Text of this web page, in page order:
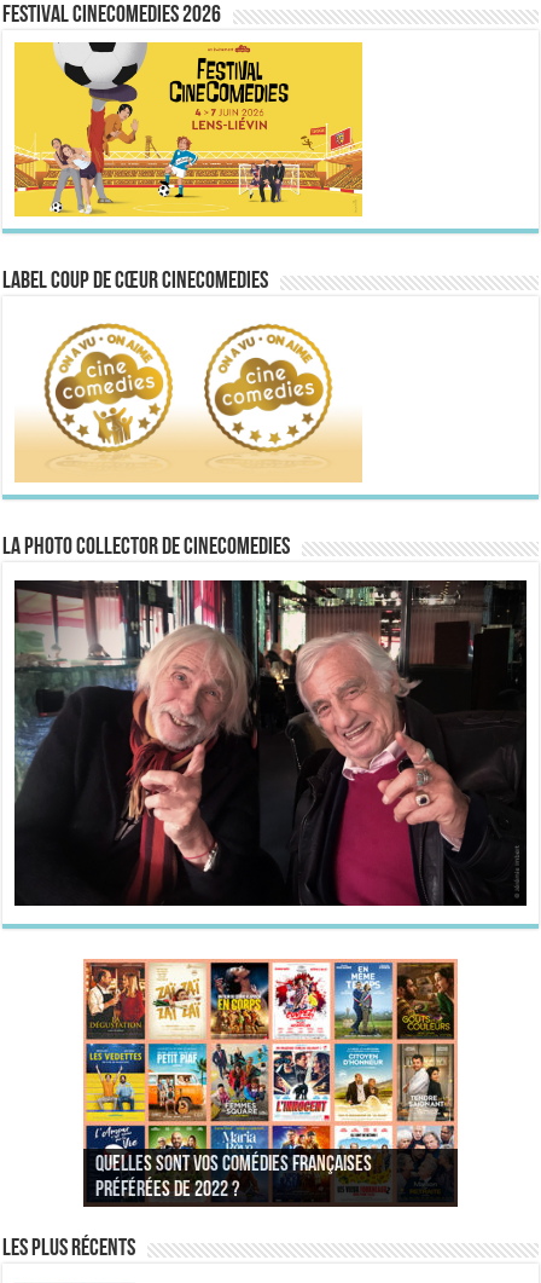
FESTIVAL CINECOMEDIES 2026
Label Coup de Cœur CineComedies
La Photo collector de CineComedies
Quelles sont vos comédies françaises
préférées de 2022 ?
Quel est votre personnage préféré du Père
Noël est une ordure ?
Quelles sont vos comédies françaises
préférées de 2021 ?
Quel est votre « Gendarme » préféré ?
Quels sont vos 3 comédies de Jean-Marie Poiré
préférées ?
Quel est votre « Tati » préféré ?
Quel est votre « bronzé » préféré ?
Les plus récents